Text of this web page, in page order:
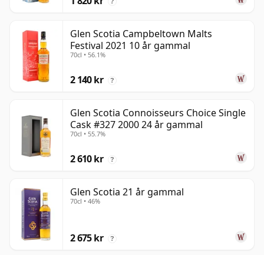
Glen Scotia Campbeltown Malts
Festival 2021 10 år gammal
70cl • 56.1%
2 140 kr ?
Glen Scotia Connoisseurs Choice Single
Cask #327 2000 24 år gammal
70cl • 55.7%
2 610 kr ?
Glen Scotia 21 år gammal
70cl • 46%
2 675 kr ?